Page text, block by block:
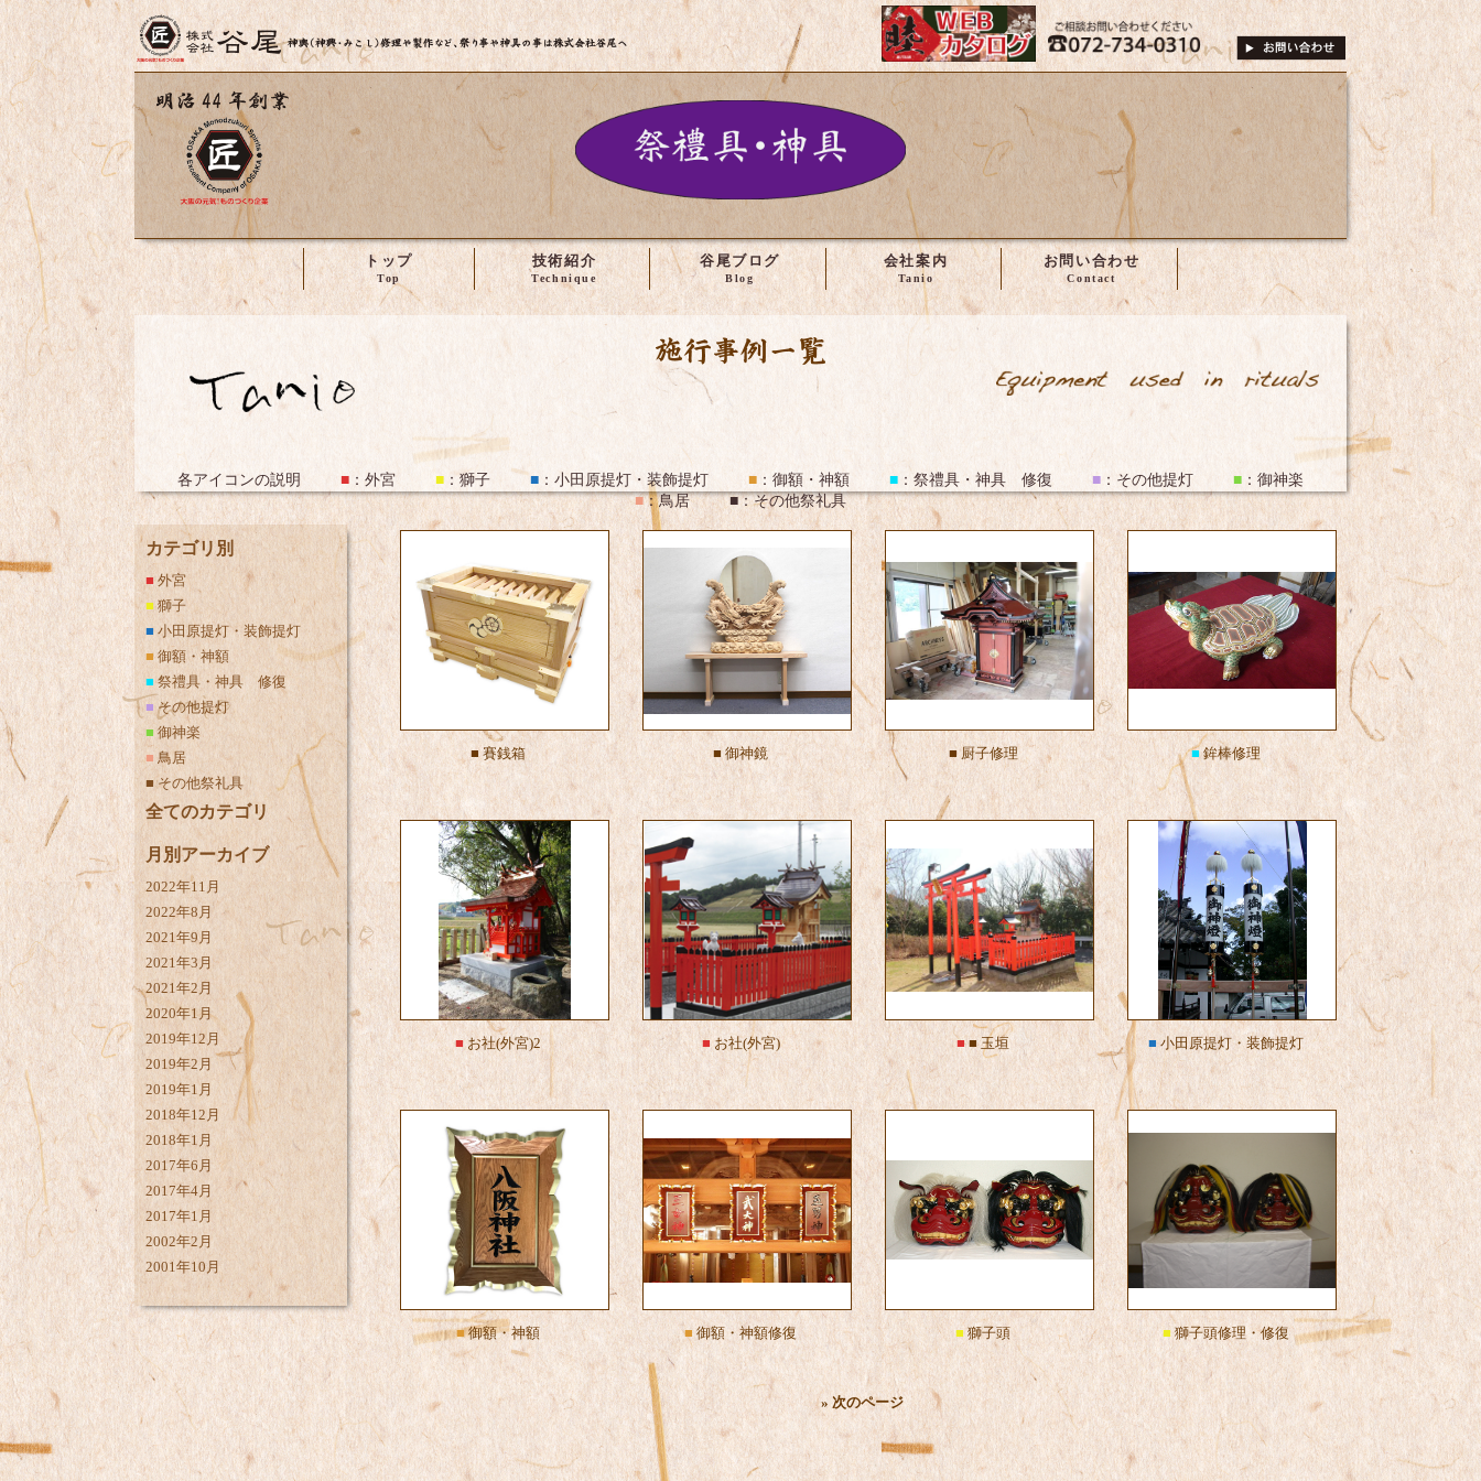
株式会社谷尾 | 神輿・社寺建築の修理や製作などは、株式会社谷尾へ ご相談・お問い合
072-734-0310
トップ 技術紹介 谷尾ブログ 会社案内 お問い合わせ
祭禮具・神具
各アイコンの説明 ■ ： 外宮 ■ ：獅子 ■ ： 小田原提灯・装飾提灯 ■ ： 御額・神額 ■ ： 祭禮具・神具 修復 ■ ： その他提灯 ■ ： 御神楽
■：鳥居 ■：その他祭礼具
■賽銭箱 ■ 御神鏡 ■厨子修理 ■鉾棒修理
■ お社(外宮)2 ■お社(外宮) ■ ■玉垣 ■ 小田原提灯・装飾提灯
■御額・神額 ■ 御額・神額修復 ■獅子頭 ■獅子頭修理・修復
» 次のページ
カテゴリ別
■ 外宮
■ 獅子
■ 小田原提灯・装飾提灯
■ 御額・神額
■ 祭禮具・神具 修復
■ その他提灯
■ 御神楽
■ 鳥居
■ その他祭礼具
全てのカテゴリ
月別アーカイブ
2022年11月
2022年8月
2021年9月
2021年3月
2021年2月
2020年1月
2019年12月
2019年2月
2019年1月
2018年12月
2018年1月
2017年6月
2017年4月
2017年1月
2002年2月
2001年10月